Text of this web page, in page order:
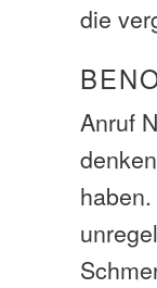
die
Anruf